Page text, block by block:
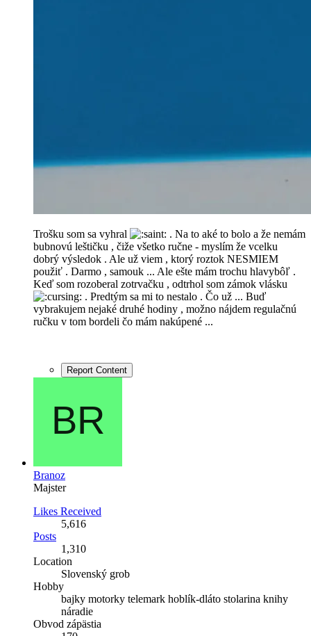
Trošku som sa vyhral
. Na to aké to bolo a že nemám
bubnovú leštičku , čiže všetko ručne - myslím že vcelku
dobrý výsledok . Ale už viem , ktorý roztok NESMIEM
použiť . Darmo , samouk ... Ale ešte mám trochu hlavybôľ .
Keď som rozoberal zotrvačku , odtrhol som zámok vlásku
. Predtým sa mi to nestalo . Čo už ... Buď
vybrakujem nejaké druhé hodiny , možno nájdem regulačnú
ručku v tom bordeli čo mám nakúpené ...
Report Content
Branoz
Majster
Likes Received
5,616
Posts
1,310
Location
Slovenský grob
Hobby
bajky motorky telemark hoblík-dláto stolarina knihy
náradie
Obvod zápästia